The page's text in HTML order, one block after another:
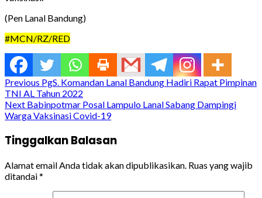
(Pen Lanal Bandung)
#MCN/RZ/RED
Continue
Reading
Previous PgS. Komandan Lanal Bandung Hadiri Rapat Pimpinan
TNI AL Tahun 2022
Next Babinpotmar Posal Lampulo Lanal Sabang Dampingi
Warga Vaksinasi Covid-19
Tinggalkan Balasan
Alamat email Anda tidak akan dipublikasikan. Ruas yang wajib
ditandai*